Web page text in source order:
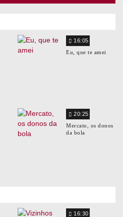
16:05
Eu, que te amei
20:25
Mercato, os donos
da bola
16:30